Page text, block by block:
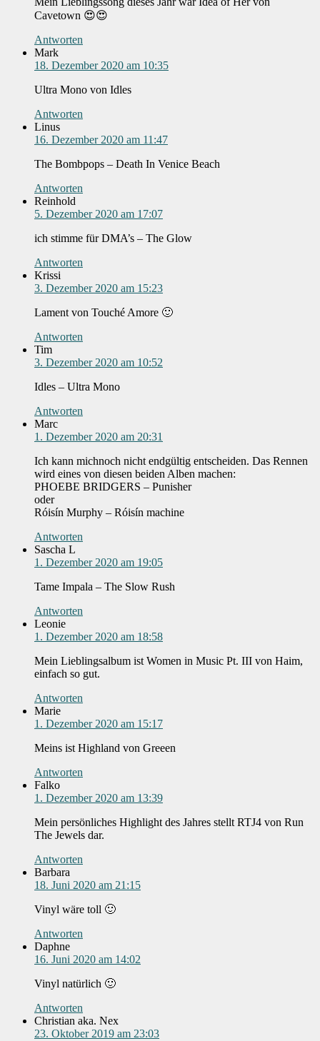
Cavetown 😍😍
Antworten
Mark
18. Dezember 2020 am 10:35
Ultra Mono von Idles
Antworten
Linus
16. Dezember 2020 am 11:47
The Bombpops – Death In Venice Beach
Antworten
Reinhold
5. Dezember 2020 am 17:07
ich stimme für DMA’s – The Glow
Antworten
Krissi
3. Dezember 2020 am 15:23
Lament von Touché Amore 🙂
Antworten
Tim
3. Dezember 2020 am 10:52
Idles – Ultra Mono
Antworten
Marc
1. Dezember 2020 am 20:31
Ich kann michnoch nicht endgültig entscheiden. Das Rennen
wird eines von diesen beiden Alben machen:
PHOEBE BRIDGERS – Punisher
oder
Róisín Murphy – Róisín machine
Antworten
Sascha L
1. Dezember 2020 am 19:05
Tame Impala – The Slow Rush
Antworten
Leonie
1. Dezember 2020 am 18:58
Mein Lieblingsalbum ist Women in Music Pt. III von Haim,
einfach so gut.
Antworten
Marie
1. Dezember 2020 am 15:17
Meins ist Highland von Greeen
Antworten
Falko
1. Dezember 2020 am 13:39
Mein persönliches Highlight des Jahres stellt RTJ4 von Run
The Jewels dar.
Antworten
Barbara
18. Juni 2020 am 21:15
Vinyl wäre toll 🙂
Antworten
Daphne
16. Juni 2020 am 14:02
Vinyl natürlich 🙂
Antworten
Christian aka. Nex
23. Oktober 2019 am 23:03